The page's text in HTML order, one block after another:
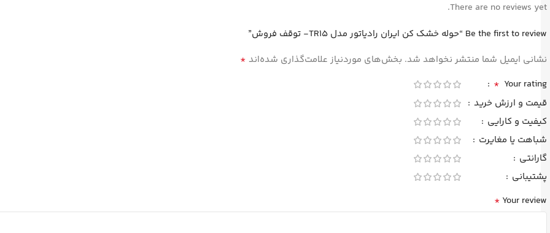
There are no reviews yet.
Be the first to review “حوله خشک کن ایران رادیاتور مدل TR15- توقف فروش”
نشانی ایمیل شما منتشر نخواهد شد. بخش‌های موردنیاز علامت‌گذاری شده‌اند *
Your rating
*
قیمت و ارزش خرید
کیفیت و کارایی
شباهت یا مغایرت
گارانتی
پشتیبانی
Your review
*